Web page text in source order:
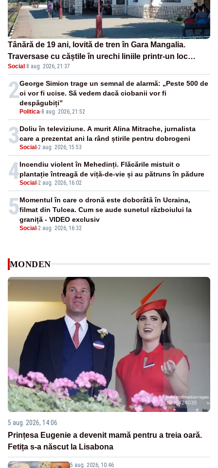
Tânără de 19 ani, lovită de tren în Gara Mangalia.
Traversase cu căștile în urechi liniile printr-un loc
nepermis
Social·8 aug. 2026, 21:37
2
Politica-8 aug. 2026, 21:52
George Simion trage un semnal de alarmă: „Peste 500 de
oi vor fi ucise. Să vedem dacă ciobanii vor fi
despăgubiți”
3Social-2 aug. 2026, 15:53
Doliu în televiziune. A murit Alina Mitrache, jurnalista
care a prezentat ani la rând știrile pentru dobrogeni
4Social-2 aug. 2026, 16:02
Incendiu violent în Mehedinți. Flăcările mistuit o
plantație întreagă de viță-de-vie și au pătruns în pădure
5
Social-2 aug. 2026, 16:32
Momentul în care o dronă este doborâtă în Ucraina,
filmat din Tulcea. Cum se aude sunetul războiului la
graniță - VIDEO exclusiv
MONDEN
5 aug. 2026, 14:06
Prințesa Eugenie a devenit mamă pentru a treia oară.
Fetița s-a născut la Lisabona
5 aug. 2026, 10:46